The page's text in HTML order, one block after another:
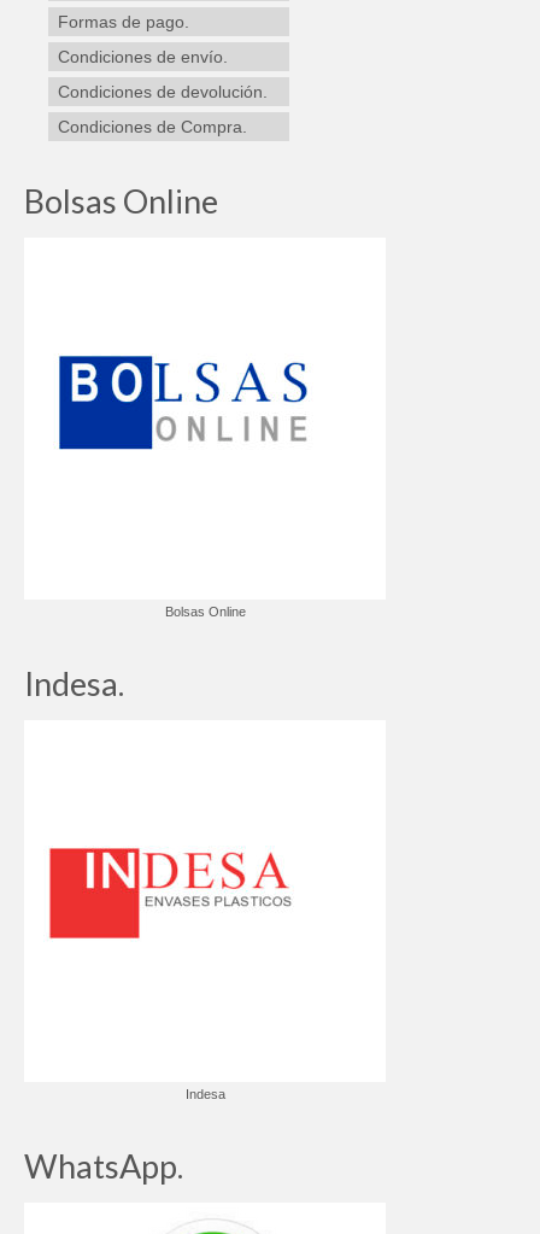
Formas de pago.
Condiciones de envío.
Condiciones de devolución.
Condiciones de Compra.
Bolsas Online
Bolsas Online
Indesa.
Indesa
WhatsApp.